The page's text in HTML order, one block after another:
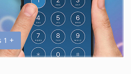
1 +